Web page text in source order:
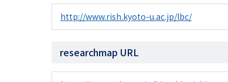
http://www.rish.kyoto-u.ac.jp/lbc/
researchmap URL